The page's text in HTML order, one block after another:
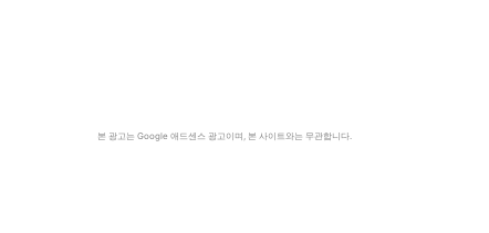
본 광고는 Google 애드센스 광고이며, 본 사이트와는 무관합니다.